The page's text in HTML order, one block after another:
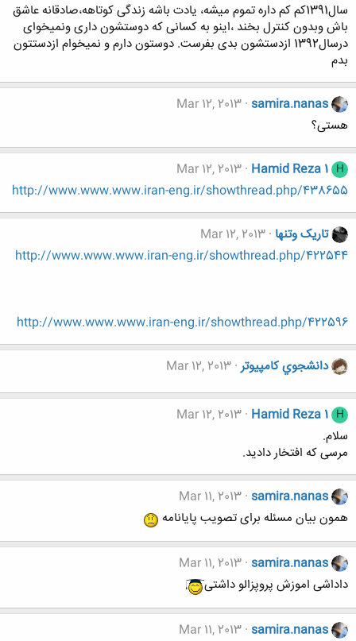
سال1391کم کم داره تموم میشه، یادت باشه زندگی کوتاهه،صادقانه عاشق
باش وبدون کنترل بخند ،اینو به کسانی که دوستشون داری ونمیخوای
درسال1392 ازدستشون بدی بفرست. دوستون دارم و نمیخوام ازدستتون
بدم
samira.nanas
Mar 12, 2013
هستی؟
H
Hamid Reza 1
Mar 12, 2013
http://www.www.www.iran-eng.ir/showthread.php/438655
تاریک وتنها Mar 12, 2013
http://www.www.www.iran-eng.ir/showthread.php/422544
http://www.www.www.iran-eng.ir/showthread.php/422596
دانشجوي كامپيوتر Mar 12, 2013
H
Hamid Reza 1
Mar 12, 2013
سلام.
مرسی که افتخار دادید.
samira.nanas
Mar 11, 2013
همون بیان مسئله برای تصویب پایانامه
samira.nanas
Mar 11, 2013
داداشی اموزش پروپزالو داشتی
samira.nanas
Mar 11, 2013